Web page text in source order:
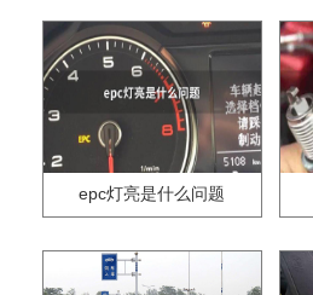
epc灯亮是什么问题